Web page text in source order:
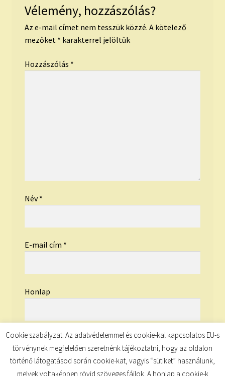
Vélemény, hozzászólás?
Az e-mail címet nem tesszük közzé. A kötelező
mezőket * karakterrel jelöltük
Hozzászólás *
Név*
E-mail cím *
Honlap
Cookie szabályzat: Az adatvédelemmel és cookie-kal kapcsolatos EU-s
törvénynek megfelelően szeretnénk tájékoztatni, hogy az oldalon
történő látogatásod során cookie-kat, vagyis “sütiket” használunk,
melyek voltaképpen rövid szöveges fájlok. A honlap a cookie-k